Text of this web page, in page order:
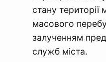
стану території
масового
залученням
служб міста.